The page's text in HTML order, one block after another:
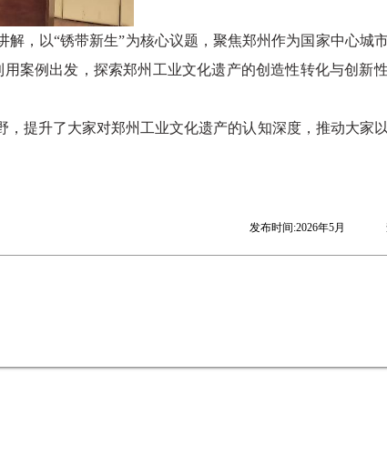
解，以“锈带新生”为核心议题，聚焦郑州作为国家中心城
案例出发，探索郑州工业文化遗产的创造性转化与创新
提升了大家对郑州工业文化遗产的认知深度，推动大家
发布时间:2026年5月